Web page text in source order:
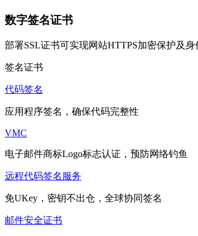
数字签名证书
部署SSL证书可实现网站HTTPS加密保护及
签名证书
代码签名
应用程序签名，确保代码完整性
VMC
电子邮件商标Logo标志认证，预防网络钓鱼
远程代码签名服务
免UKey，密钥不出仓，全球协同签名
邮件安全证书